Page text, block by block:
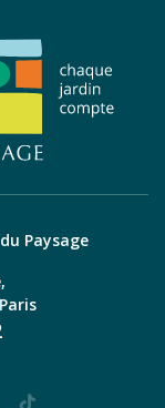
Paysage
Tiktok